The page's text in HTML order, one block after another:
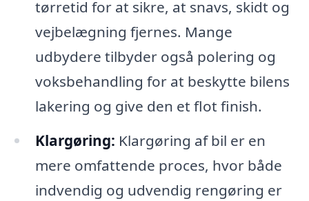
tørretid for at sikre, at snavs, skidt og
vejbelægning fjernes. Mange
udbydere tilbyder også polering og
voksbehandling for at beskytte bilens
lakering og give den et flot finish.
Klargøring: Klargøring af bil er en
mere omfattende proces, hvor både
indvendig og udvendig rengøring er